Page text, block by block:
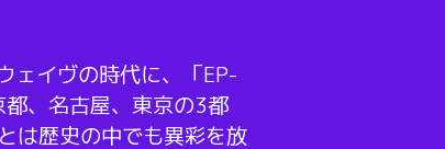
ェイヴの時代に、「EP-
、名古屋、東京の3都
は歴史の中でも異彩を放